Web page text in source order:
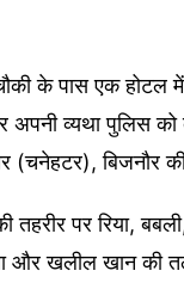
के पास एक होटल
व्यथा पुलिस को
(चनेहटर), बिजनौर
की तहरीर पर रिया,
और खलील खान की